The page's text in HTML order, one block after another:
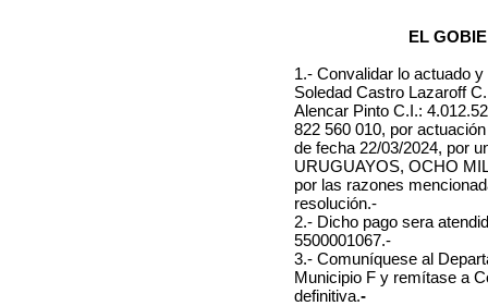
EL
1.- Convalidar lo actuado
Soledad Castro Lazaroff
Alencar Pinto C.I.:
822 560 010, por
de fecha 22/03/2024, por
URUGUAYOS, OCHO
por las razones
resolución.-
2.- Dicho pago sera
5500001067.-
3.- Comuníquese al
Municipio F y remítase a
definitiva.-